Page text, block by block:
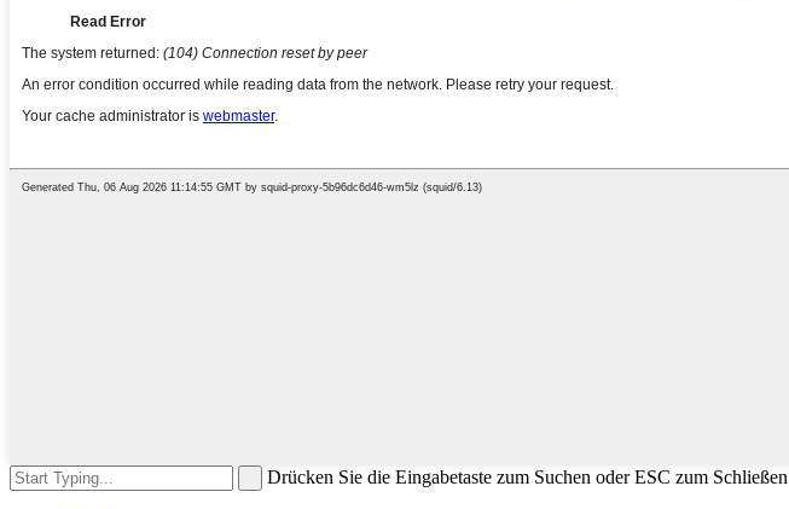
Drücken Sie die Eingabetaste zum Suchen oder ESC zum Schließen